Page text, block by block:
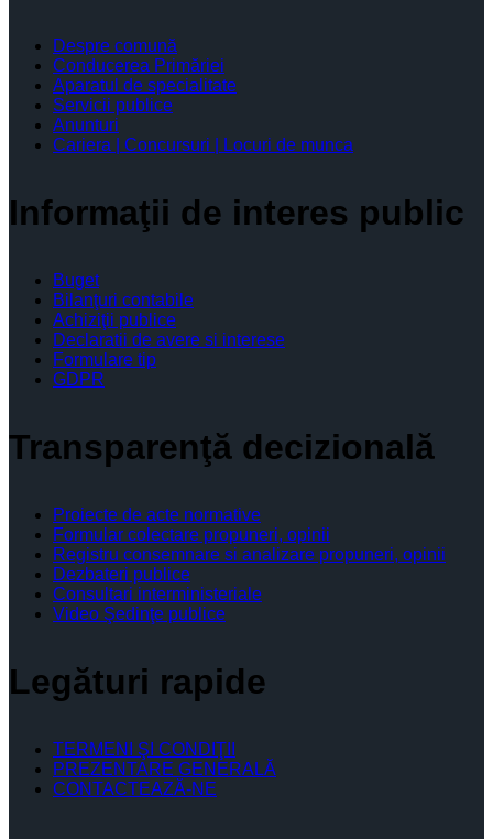
Despre comună
Conducerea Primăriei
Aparatul de specialitate
Servicii publice
Anunturi
Cariera | Concursuri | Locuri de munca
Informaţii de interes public
Buget
Bilanţuri contabile
Achiziţii publice
Declaratii de avere si interese
Formulare tip
GDPR
Transparenţă decizională
Proiecte de acte normative
Formular colectare propuneri, opinii
Registru consemnare si analizare propuneri, opinii
Dezbateri publice
Consultari interministeriale
Video Şedinţe publice
Legături rapide
TERMENI ŞI CONDIŢII
PREZENTARE GENERALĂ
CONTACTEAZĂ-NE